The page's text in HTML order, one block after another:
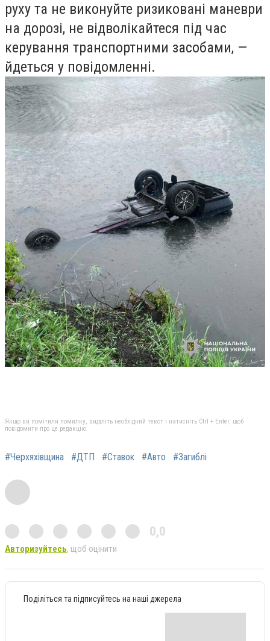
руху та не виконуйте ризиковані маневри
на дорозі, не відволікайтеся під час
керування транспортними засобами, —
йдеться у повідомленні.
Якщо ви помітили помилку, виділіть необхідний текст і натисніть Ctrl + Enter, щоб
повідомити про це редакцію
#Черхяхівщина #ДТП #Ставок #Авто #Загиблі
0,0
Авторизуйтесь, щоб оцінити
Поділіться та підписуйтесь на наші джерела